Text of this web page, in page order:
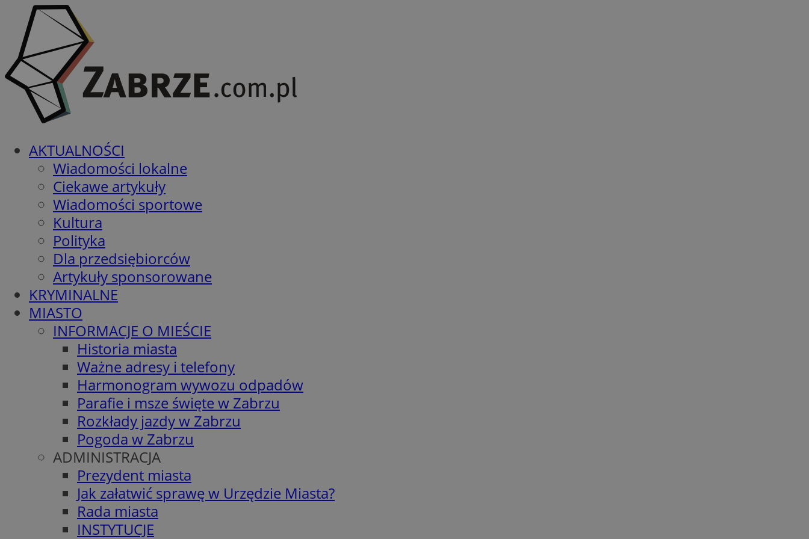
AKTUALNOŚCI
Wiadomości lokalne
Ciekawe artykuły
Wiadomości sportowe
Kultura
Polityka
Dla przedsiębiorców
Artykuły sponsorowane
KRYMINALNE
MIASTO
INFORMACJE O MIEŚCIE
Historia miasta
Ważne adresy i telefony
Harmonogram wywozu odpadów
Parafie i msze święte w Zabrzu
Rozkłady jazdy w Zabrzu
Pogoda w Zabrzu
ADMINISTRACJA
Prezydent miasta
Jak załatwić sprawę w Urzędzie Miasta?
Rada miasta
INSTYTUCJE